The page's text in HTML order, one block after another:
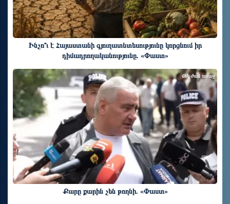
Ինչո՞ւ է Հայաստանի գյուղատնտեսությունը կորցնում իր
դիմադրողականությունը. «Փաստ»
Քարը քարին չեն թողնի. «Փաստ»
մեկ ժամ առաջ